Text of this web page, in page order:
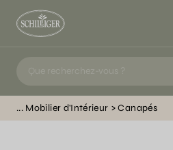
Mobilier d'Intérieur Canapés